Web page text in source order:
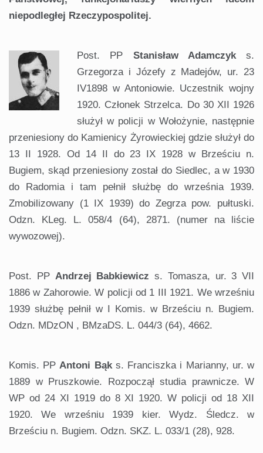
niepodległej Rzeczypospolitej.
Post. PP Stanisław Adamczyks.
Grzegorza i Józefy z Madejów, ur. 23
IV1898 w Antoniowie. Uczestnik wojny
1920. Członek Strzelca. Do 30 XII 1926
służył w policji w Wołożynie, następnie
przeniesiony do Kamienicy Żyrowieckiej gdzie służył do
13 II 1928. Od 14 II do 23 IX 1928 w Brześciu n.
Bugiem, skąd przeniesiony został do Siedlec, a w 1930
do Radomia i tam pełnił służbę do września 1939.
Zmobilizowany (1 IX 1939) do Zegrza pow. pułtuski.
Odzn. KLeg. L. 058/4 (64), 2871. (numer na liście
wywozowej).
Post. PP Andrzej Babkiewicz s. Tomasza, ur. 3 VII
1886 w Zahorowie. W policji od 1 III 1921. We wrześniu
1939 służbę pełnił w I Komis. w Brześciu n. Bugiem.
Odzn. MDzON , BMzaDS. L. 044/3 (64), 4662.
Komis. PPAntoni Bąks. Franciszka i Marianny, ur. w
1889 w Pruszkowie. Rozpoczął studia prawnicze. W
WP od 24 XI 1919 do 8 XI 1920. W policji od 18 XII
1920. We wrześniu 1939 kier. Wydz. Śledcz. w
Brześciu n. Bugiem. Odzn. SKZ. L. 033/1 (28), 928.